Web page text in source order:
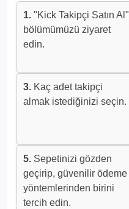
1. "Kick Takipçi Satın Al"
bölümümüzü ziyaret
edin.
3. Kaç adet takipçi
almak istediğinizi seçin.
5. Sepetinizi gözden
geçirip, güvenilir ödeme
yöntemlerinden birini
tercih edin.